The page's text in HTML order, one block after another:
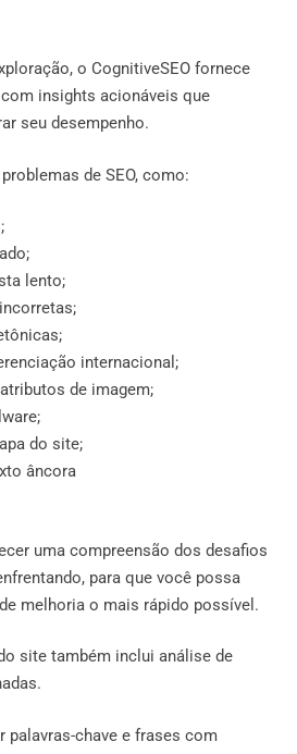
o CognitiveSEO fornece
insights acionáveis ​​que
seu desempenho.
de SEO, como:
lento;
internacional;
de imagem;
do site;
âncora
uma compreensão dos desafios
para que você possa
melhoria o mais rápido possível.
site também inclui análise de
palavras-chave e frases com